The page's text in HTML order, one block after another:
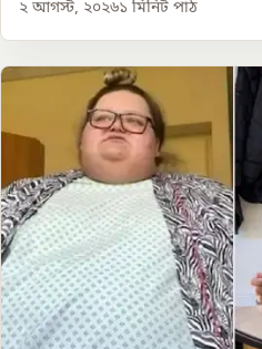
২ আগস্ট, ২০২৬১ মিনিট পাঠ